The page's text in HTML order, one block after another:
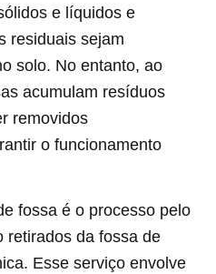
e líquidos e
residuais sejam
solo. No entanto, ao
acumulam resíduos
removidos
o funcionamento
fossa é o processo pelo
retirados da fossa de
Esse serviço envolve